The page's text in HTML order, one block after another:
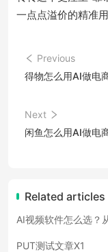
一点点溢价的精准
Previous
得物怎么用AI做电
Next
闲鱼怎么用AI做电
Related articles
AI视频软件怎么选？
PUT测试文章X1